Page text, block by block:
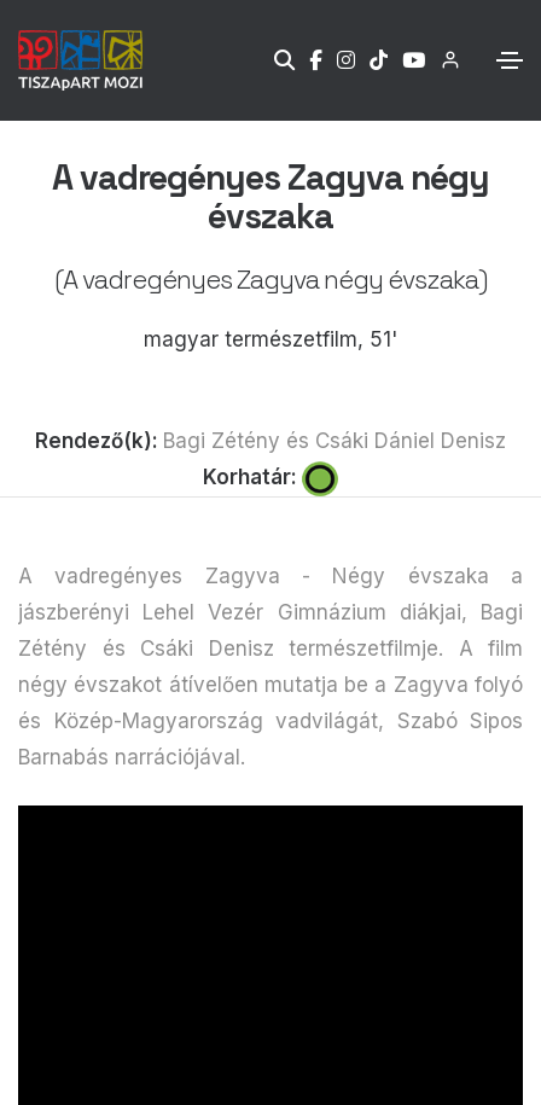
A vadregényes Zagyva négy
évszaka
(A vadregényes Zagyva négy évszaka)
magyar természetfilm, 51'
Rendező(k): Bagi Zétény és Csáki Dániel Denisz
Korhatár:
A vadregényes Zagyva - Négy évszaka a
jászberényi Lehel Vezér Gimnázium diákjai, Bagi
Zétény és Csáki Denisz természetfilmje. A film
négy évszakot átívelően mutatja be a Zagyva folyó
és Közép-Magyarország vadvilágát, Szabó Sipos
Barnabás narrációjával.